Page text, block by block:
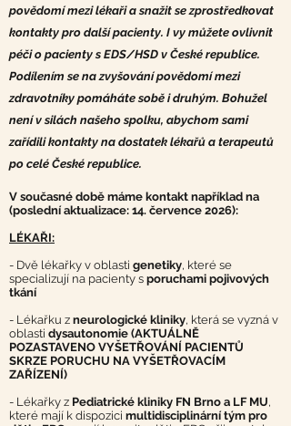
povědomí mezi lékaři a snažit se zprostředkovat
kontakty pro další pacienty. I vy můžete ovlivnit
péči o pacienty s EDS/HSD v České republice.
Podílením se na zvyšování povědomí mezi
zdravotníky pomáháte sobě i druhým. Bohužel
není v silách našeho spolku, abychom sami
zařídili kontakty na dostatek lékařů a terapeutů
po celé České republice.
V současné době máme kontakt například na
(poslední aktualizace: 14. července 2026):
LÉKAŘI:
- Dvě lékařky v oblasti genetiky, které se
specializují na pacienty s poruchami pojivových
tkání
- Lékařku z neurologické kliniky, která se vyzná v
oblasti dysautonomie (AKTUÁLNĚ
POZASTAVENO VYŠETŘOVÁNÍ PACIENTŮ
SKRZE PORUCHU NA VYŠETŘOVACÍM
ZAŘÍZENÍ)
- Lékařky z Pediatrické kliniky FN Brno a LF MU,
které mají k dispozici multidisciplinární tým pro